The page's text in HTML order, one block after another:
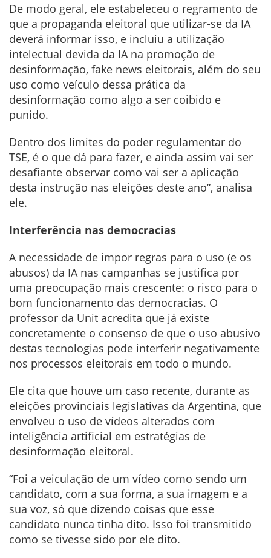
De modo geral, ele estabeleceu o regramento de
que a propaganda eleitoral que utilizar-se da IA
deverá informar isso, e incluiu a utilização
intelectual devida da IA na promoção de
desinformação, fake news eleitorais, além do seu
uso como veículo dessa prática da
desinformação como algo a ser coibido e
punido.
Dentro dos limites do poder regulamentar do
TSE, é o que dá para fazer, e ainda assim vai ser
desafiante observar como vai ser a aplicação
desta instrução nas eleições deste ano”, analisa
ele.
Interferência nas democracias
A necessidade de impor regras para o uso (e os
abusos) da IA nas campanhas se justifica por
uma preocupação mais crescente: o risco para o
bom funcionamento das democracias. O
professor da Unit acredita que já existe
concretamente o consenso de que o uso abusivo
destas tecnologias pode interferir negativamente
nos processos eleitorais em todo o mundo.
Ele cita que houve um caso recente, durante as
eleições provinciais legislativas da Argentina, que
envolveu o uso de vídeos alterados com
inteligência artificial em estratégias de
desinformação eleitoral.
“Foi a veiculação de um vídeo como sendo um
candidato, com a sua forma, a sua imagem e a
sua voz, só que dizendo coisas que esse
candidato nunca tinha dito. Isso foi transmitido
como se tivesse sido por ele dito.